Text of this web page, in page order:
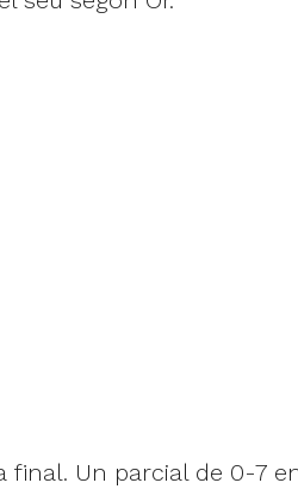
final. Un parcial de 0-7